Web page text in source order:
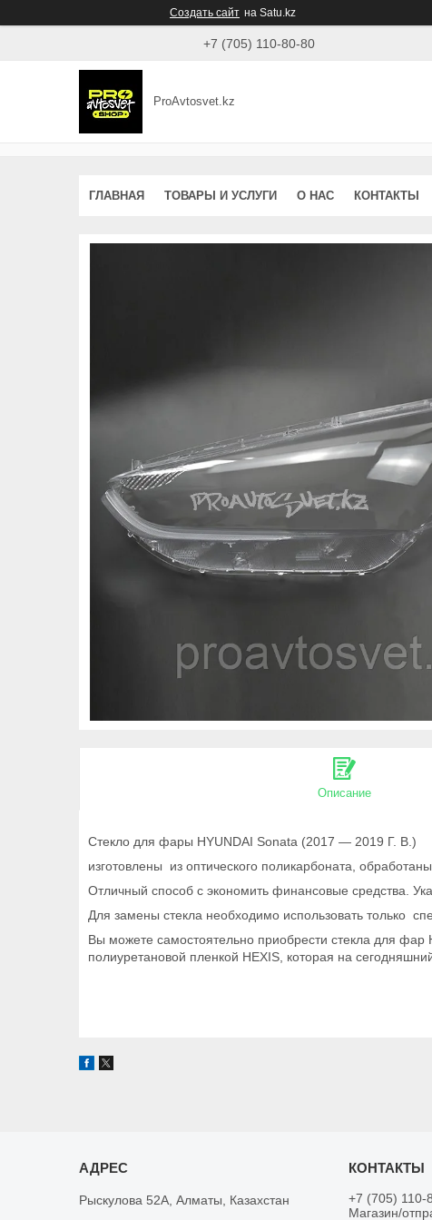
Создать сайт на Satu.kz
+7 (705) 110-80-80
ProAvtosvet.kz
ГЛАВНАЯ ТОВАРЫ И УСЛУГИ О НАС КОНТАКТЫ
Описание
Стекло для фары HYUNDAI Sonata (2017 — 2019 Г. В.)
изготовлены из оптического поликарбоната,
Отличный способ с экономить финансовые средства.
Для замены стекла необходимо использовать только
Вы можете самостоятельно приобрести стекла для
полиуретановой пленкой HEXIS, которая на
Рыскулова 52А, Алматы, Казахстан
+7 (705) 110-
Магазин/